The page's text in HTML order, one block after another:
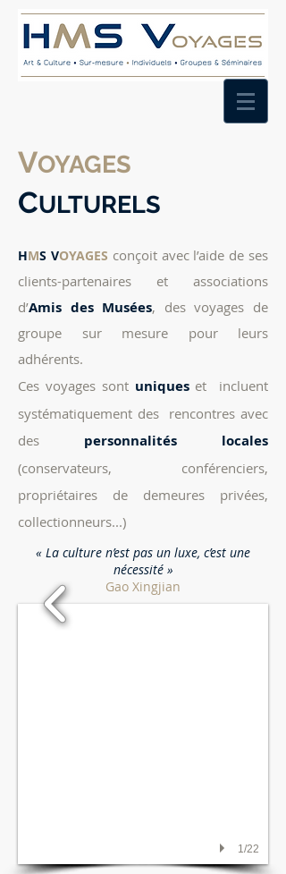
VOYAGES
CULTURELS
HMS VOYAGES conçoit avec l’aide de ses
clients-partenaires et associations
d’Amis des Musées, des voyages de
groupe sur mesure pour leurs
adhérents.
Ces voyages sont uniques et incluent
systématiquement des rencontres avec
des personnalités locales
(conservateurs, conférenciers,
propriétaires de demeures privées,
collectionneurs...)
« La culture n’est pas un luxe, c’est une
nécessité »
Gao Xingjian
1/22